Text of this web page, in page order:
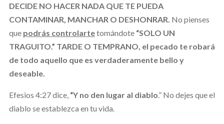
DECIDE NO HACER NADA QUE TE PUEDA
CONTAMINAR, MANCHAR O DESHONRAR. No pienses
que podrás controlartetomándote “SOLO UN
TRAGUITO.” TARDE O TEMPRANO, el pecado te robará
de todo aquello que es verdaderamente bello y
deseable.
Efesios 4:27 dice, “Y no den lugar al diablo.” No dejes que el
diablo se establezca en tu vida.